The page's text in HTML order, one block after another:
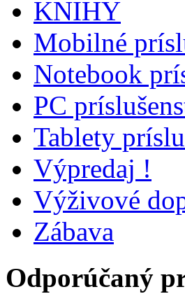
KNIHY
Mobilné
Notebook
PC
Tablety
Výpredaj !
Výživové
Zábava
Odporúčaný